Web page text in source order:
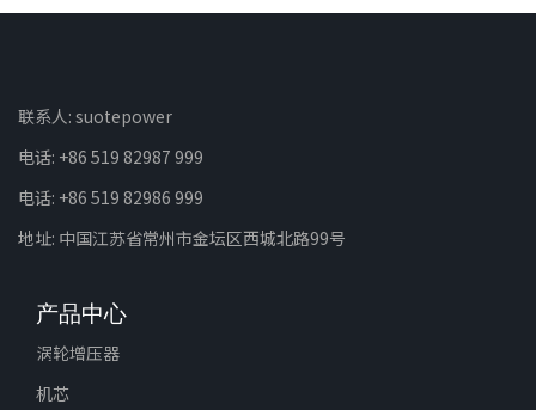
联系人: suotepower
电话: +86 519 82987 999
电话: +86 519 82986 999
地址: 中国江苏省常州市金坛区西城北路99号
产品中心
涡轮增压器
机芯